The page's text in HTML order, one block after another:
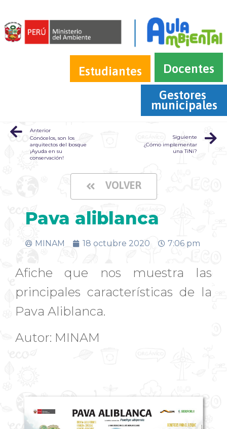
Estudiantes
Docentes
Gestores
municipales
Anterior
Conócelos, son los
arquitectos del bosque
¡Ayuda en su
conservación!
Siguiente
¿Cómo implementar
una TiNi?
VOLVER
Pava aliblanca
MINAM 18 octubre 2020 7:06 pm
Afiche que nos muestra las
principales características de la
Pava Aliblanca.
Autor: MINAM